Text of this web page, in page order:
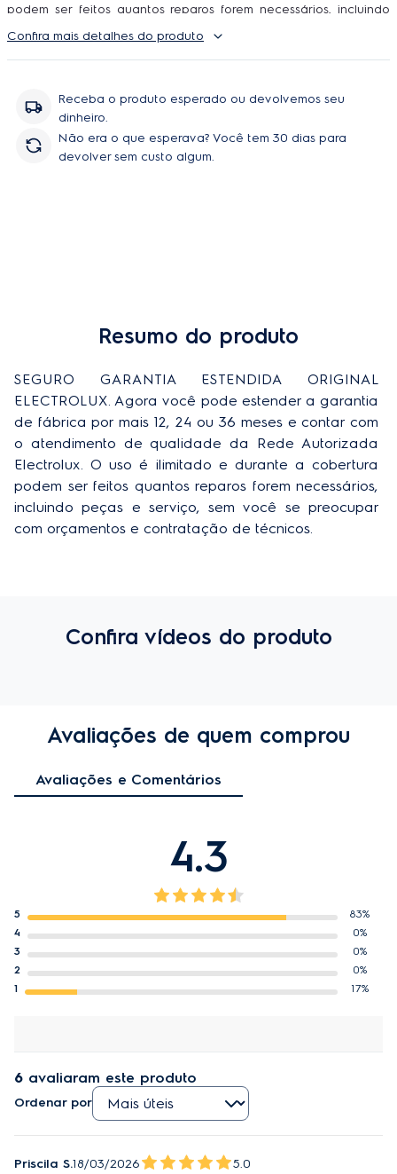
podem ser feitos quantos reparos forem necessários, incluindo
contratação de técnicos.
Confira mais detalhes do produto
Receba o produto esperado ou devolvemos seu
dinheiro.
Não era o que esperava? Você tem 30 dias para
devolver sem custo algum.
Resumo do produto
SEGURO GARANTIA ESTENDIDA ORIGINAL
ELECTROLUX. Agora você pode estender a garantia
de fábrica por mais 12, 24 ou 36 meses e contar com
o atendimento de qualidade da Rede Autorizada
Electrolux. O uso é ilimitado e durante a cobertura
podem ser feitos quantos reparos forem necessários,
incluindo peças e serviço, sem você se preocupar
com orçamentos e contratação de técnicos.
Confira vídeos do produto
Avaliações de quem comprou
Avaliações e Comentários
4.3
5
83%
4
0%
3
0%
2
0%
1
17%
6 avaliaram este produto
Ordenar por
Priscila S.18/03/2026 5.0